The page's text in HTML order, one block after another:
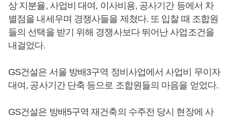
상 지분율, 사업비 대여, 이사비용, 공사기간 등에서 차
별점을 내세우며 경쟁사들을 제쳤다. 또 입찰 때 조합원
들의 선택을 받기 위해 경쟁사보다 뛰어난 사업조건을
내걸었다.
GS건설은 서울 방배3구역 정비사업에서 사업비 무이자
대여, 공사기간 단축 등으로 조합원들의 마음을 얻었다.
GS건설은 방배5구역 재건축의 수주전 당시 현장에 사